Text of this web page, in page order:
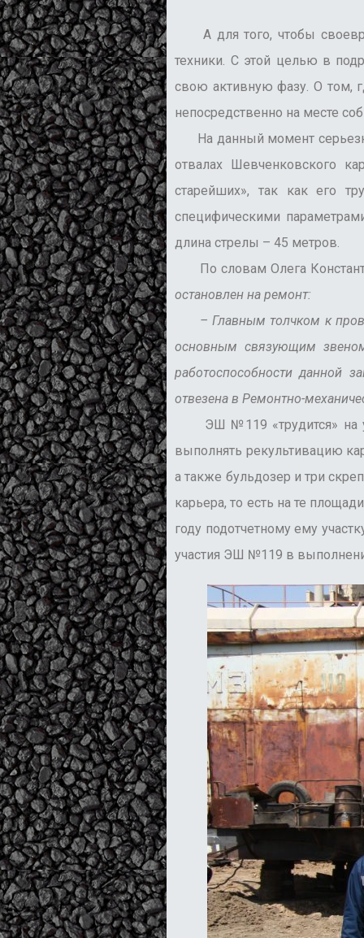
А для того, чтобы
техники. С этой целью в
свою активную фазу. О том,
непосредственно на месте
На данный момент
отвалах Шевченковского
старейших», так как его
специфическими
длина стрелы – 45 метров.
По словам Олега
остановлен на ремонт:
– Главным толчком к
основным связующим
работоспособности данной
отвезена в Ремонтно-
ЭШ №119 «трудится» на
выполнять рекультивацию
а также бульдозер и три
карьера, то есть на те
году подотчетному ему
участия ЭШ №119 в